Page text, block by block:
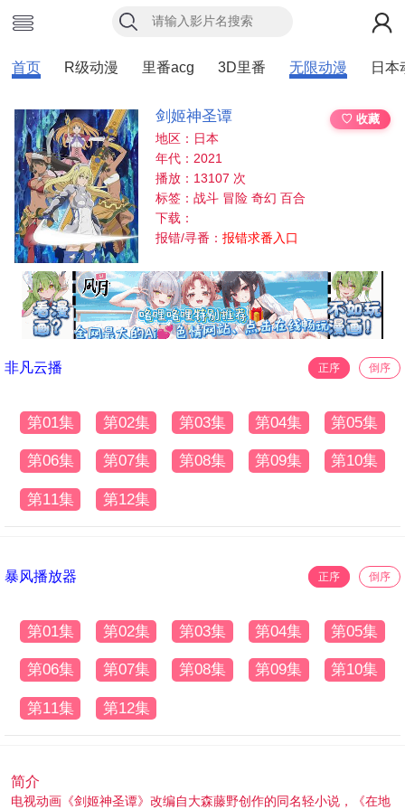
首页 R级动漫 里番acg 3D里番 无限动漫 日本
剑姬神圣谭
♡ 收藏
地区：日本
年代：2021
播放：13107 次
标签：战斗 冒险 奇幻 百合
下载：
报错/寻番：报错求番入口
非凡云播 正序 倒序
第01集 第02集 第03集 第04集 第05集
第06集 第07集 第08集 第09集 第10集
第11集 第12集
暴风播放器 正序 倒序
第01集 第02集 第03集 第04集 第05集
第06集 第07集 第08集 第09集 第10集
第11集 第12集
简介
电视动画《剑姬神圣谭》改编自大森藤野创作的同名轻小说，《在地